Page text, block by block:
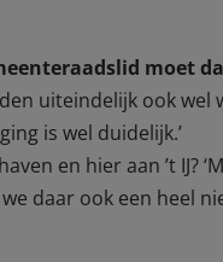
moet
uiteindelijk ook
is wel duidelijk.’
en hier aan ’t
daar ook een heel